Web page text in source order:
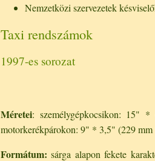
Nemzetközi szervezetek
Taxi rendszámok
1997-es sorozat
Méretei: személygépkocsikon: 15"
motorkerékpárokon: 9" * 3,5" (229
Formátum: sárga alapon fekete